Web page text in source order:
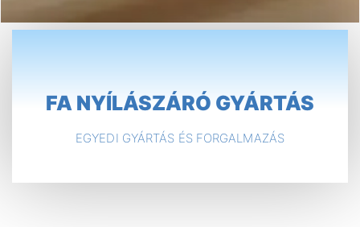
FA NYÍLÁSZÁRÓ GYÁRTÁS
EGYEDI GYÁRTÁS ÉS FORGALMAZÁS